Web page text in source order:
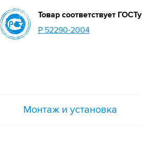
Товар соответствует ГОСТу
Р 52290-2004
Монтаж и установка